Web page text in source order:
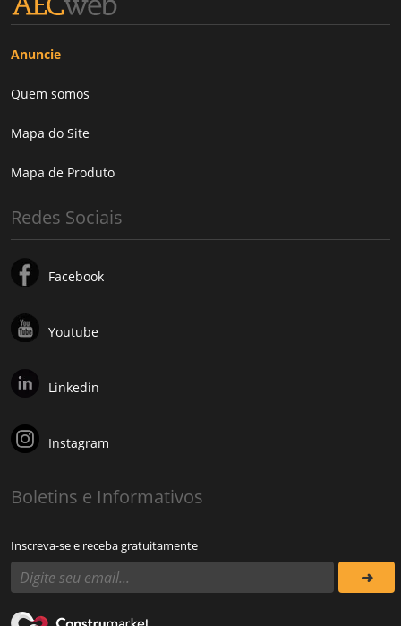
Anuncie
Quem somos
Mapa do Site
Mapa de Produto
Redes Sociais
Facebook
Youtube
Linkedin
Instagram
Boletins e Informativos
Inscreva-se e receba gratuitamente